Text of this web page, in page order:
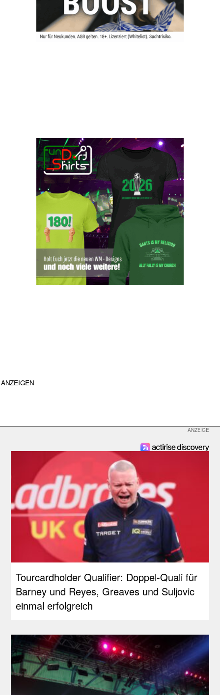
ANZEIGEN
Tourcardholder Qualifier: Doppel-Quali für
Barney und Reyes, Greaves und Suljovic
einmal erfolgreich